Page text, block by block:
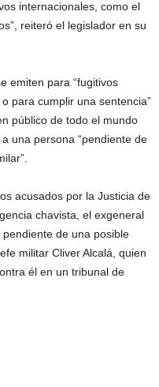
internacionales, como el
reiteró el legislador en su
emiten para “fugitivos
para cumplir una sentencia”
público de todo el mundo
una persona “pendiente de
acusados por la Justicia de
chavista, el exgeneral
de una posible
militar Cliver Alcalá, quien
él en un tribunal de